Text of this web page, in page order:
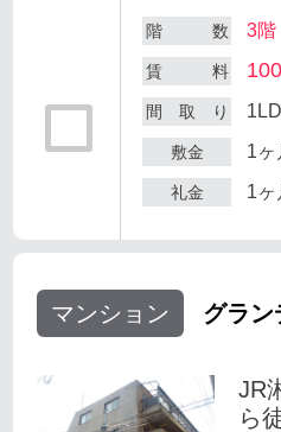
階 数 3階
賃 料
間 取 り
敷金 1ヶ
礼金 1ヶ
マンション グラン
JR
ら